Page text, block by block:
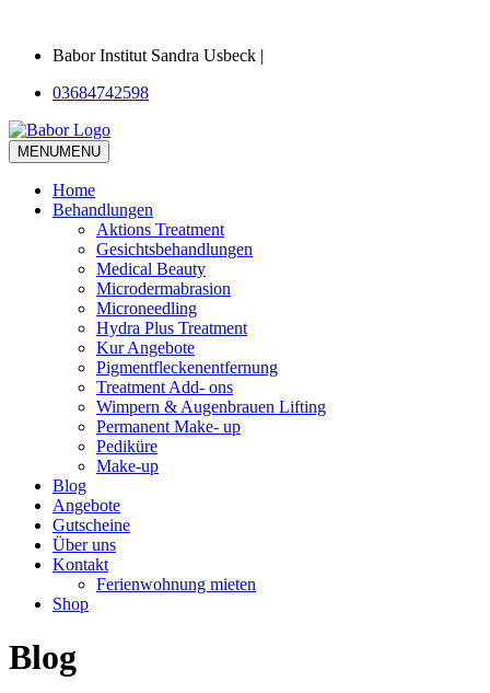
Babor Institut Sandra Usbeck |
03684742598
MENUMENU
Home
Behandlungen
Aktions Treatment
Gesichtsbehandlungen
Medical Beauty
Microdermabrasion
Microneedling
Hydra Plus Treatment
Kur Angebote
Pigmentfleckenentfernung
Treatment Add- ons
Wimpern & Augenbrauen Lifting
Permanent Make- up
Pediküre
Make-up
Blog
Angebote
Gutscheine
Über uns
Kontakt
Ferienwohnung mieten
Shop
Blog